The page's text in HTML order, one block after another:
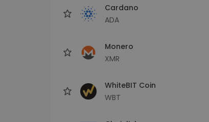
Cardano
ADA
Monero
XMR
WhiteBIT Coin
WBT